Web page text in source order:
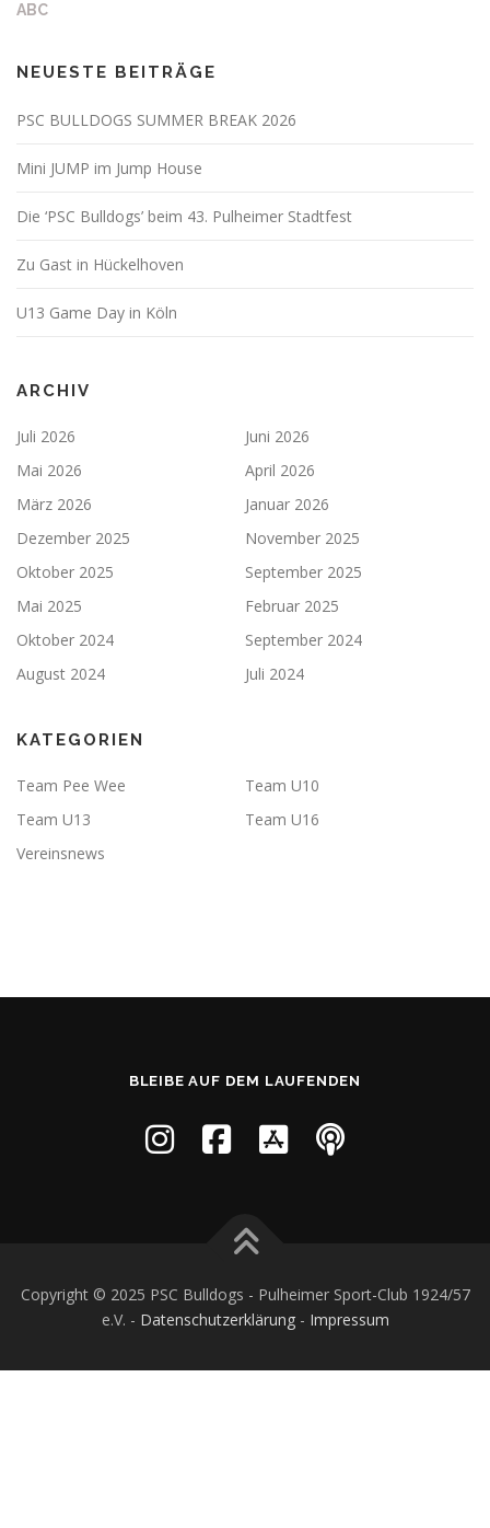
ABC
NEUESTE BEITRÄGE
PSC BULLDOGS SUMMER BREAK 2026
Mini JUMP im Jump House
Die ‘PSC Bulldogs’ beim 43. Pulheimer Stadtfest
Zu Gast in Hückelhoven
U13 Game Day in Köln
ARCHIV
Juli 2026
Juni 2026
Mai 2026
April 2026
März 2026
Januar 2026
Dezember 2025
November 2025
Oktober 2025
September 2025
Mai 2025
Februar 2025
Oktober 2024
September 2024
August 2024
Juli 2024
KATEGORIEN
Team Pee Wee
Team U10
Team U13
Team U16
Vereinsnews
BLEIBE AUF DEM LAUFENDEN
Copyright © 2025 PSC Bulldogs - Pulheimer Sport-Club 1924/57
e.V. - Datenschutzerklärung- Impressum